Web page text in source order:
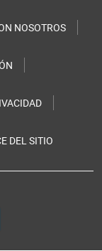
NOSOTROS
DEL SITIO